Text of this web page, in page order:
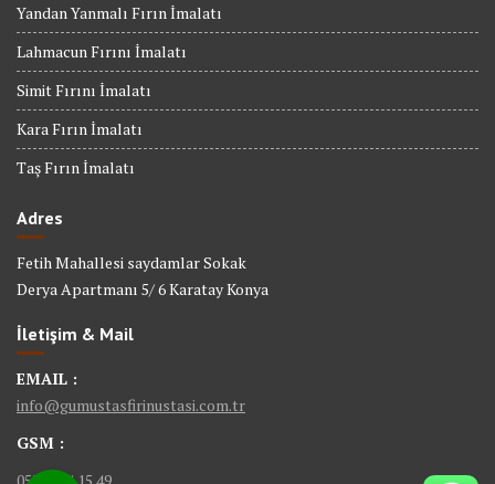
Yandan Yanmalı Fırın İmalatı
Lahmacun Fırını İmalatı
Simit Fırını İmalatı
Kara Fırın İmalatı
Taş Fırın İmalatı
Adres
Fetih Mahallesi saydamlar Sokak
Derya Apartmanı 5/ 6 Karatay Konya
İletişim & Mail
EMAIL :
info@gumustasfirinustasi.com.tr
GSM :
0535 884 15 49